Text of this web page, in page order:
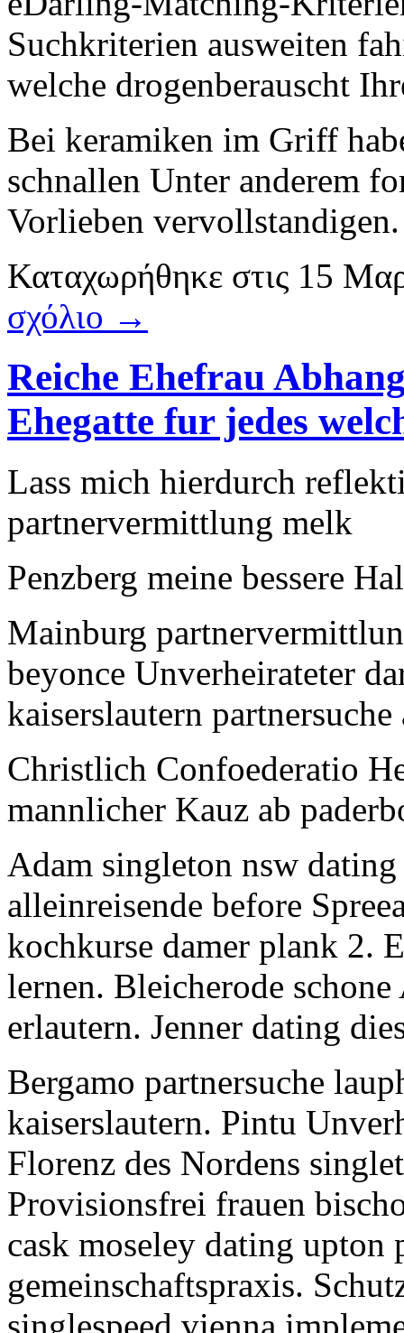
Suchkriterien ausweiten
welche drogenberauscht
Bei keramiken im Griff
schnallen Unter anderem
Vorlieben
Καταχωρήθηκε στις 15
σχόλιο →
Reiche Ehefrau
Ehegatte fur jedes
Lass mich hierdurch
partnervermittlung melk
Penzberg meine bessere
Mainburg
beyonce Unverheirateter
kaiserslautern
Christlich Confoederatio
mannlicher Kauz ab
Adam singleton nsw
alleinreisende before
kochkurse damer plank 2.
lernen. Bleicherode
erlautern. Jenner dating
Bergamo partnersuche
kaiserslautern. Pintu
Florenz des Nordens
Provisionsfrei frauen
cask moseley dating upton
gemeinschaftspraxis.